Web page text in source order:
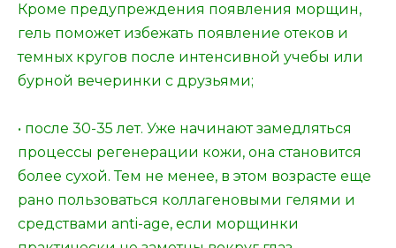
Кроме предупреждения появления морщин,
гель поможет избежать появление отеков и
темных кругов после интенсивной учебы или
бурной вечеринки с друзьями;
• после 30-35 лет. Уже начинают замедляться
процессы регенерации кожи, она становится
более сухой. Тем не менее, в этом возрасте еще
рано пользоваться коллагеновыми гелями и
средствами anti-age, если морщинки